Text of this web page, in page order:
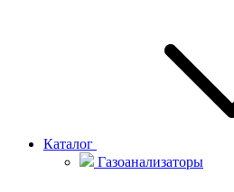
Каталог
Газоанализаторы